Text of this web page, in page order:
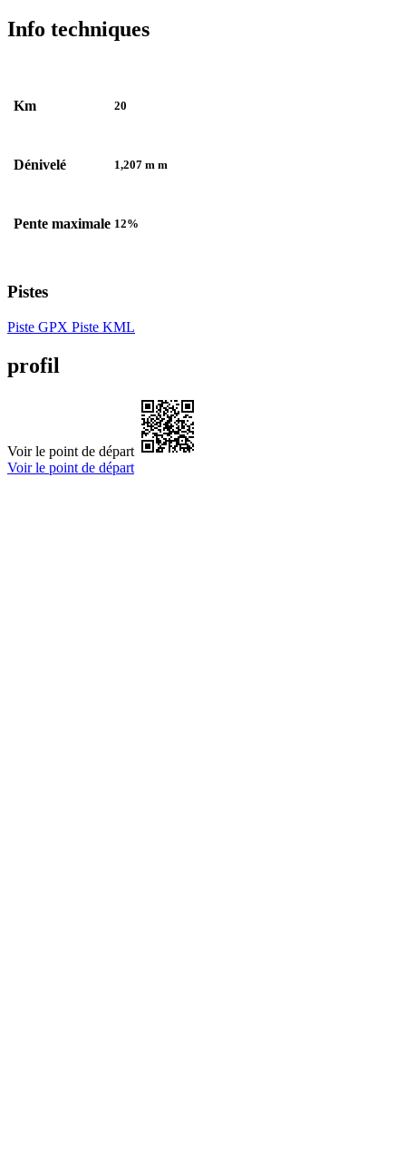
Info techniques
Km 20
Dénivelé 1,207 m m
Pente maximale 12%
Pistes
Piste GPX Piste KML
profil
Voir le point de départ
Voir le point de départ